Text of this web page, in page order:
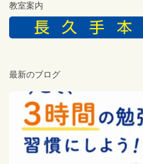
教室案内
最新のブログ